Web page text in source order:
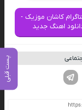
پست قبلی
کاشان موزیک -
اهنگ جدید
لینکدین